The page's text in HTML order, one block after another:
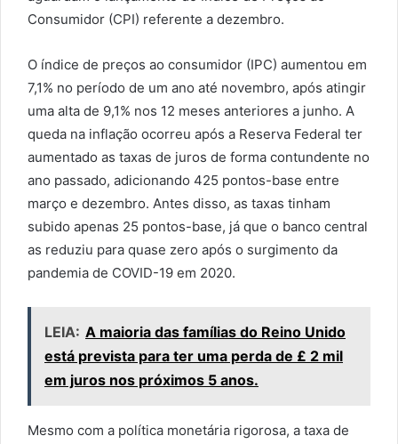
Consumidor (CPI) referente a dezembro.
O índice de preços ao consumidor (IPC) aumentou em
7,1% no período de um ano até novembro, após atingir
uma alta de 9,1% nos 12 meses anteriores a junho. A
queda na inflação ocorreu após a Reserva Federal ter
aumentado as taxas de juros de forma contundente no
ano passado, adicionando 425 pontos-base entre
março e dezembro. Antes disso, as taxas tinham
subido apenas 25 pontos-base, já que o banco central
as reduziu para quase zero após o surgimento da
pandemia de COVID-19 em 2020.
LEIA: A maioria das famílias do Reino Unido
está prevista para ter uma perda de £ 2 mil
em juros nos próximos 5 anos.
Mesmo com a política monetária rigorosa, a taxa de